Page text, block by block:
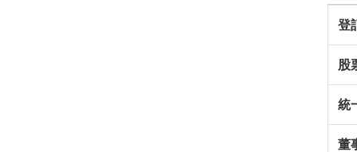
登
股
統
董